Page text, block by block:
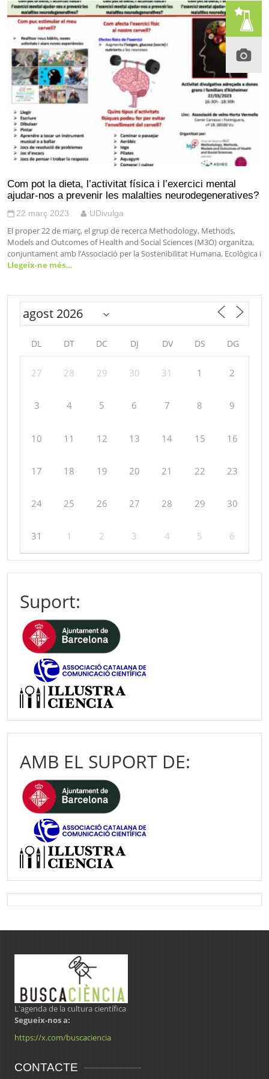
Com pot la dieta, l’activitat física i l’exercici mental
ajudar-nos a prevenir les malalties neurodegeneratives?
22 març 2023 UDivulga
El proper 22 de març, el grup de recerca Methodology, Methods,
Models and Outcomes of Health and Social Sciences (M3O) organitza,
conjuntament amb l’Associació per la Sostenibilitat Humana, Ecològica i
Llegeix-ne més…
DL DT DC DJ DV DS DG
27 28 29 30 31 1 2
3 4 5 6 7 8 9
10 11 12 13 14 15 16
17 18 19 20 21 22 23
24 25 26 27 28 29 30
31 1 2 3 4 5 6
Suport:
AMB EL SUPORT DE:
L'agenda de la cultura científica
Segueix-nos a:
https://x.com/buscaciencia
CONTACTE